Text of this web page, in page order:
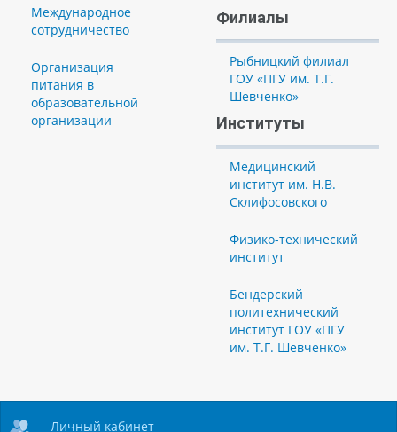
Международное
сотрудничество
Организация
питания в
образовательной
организации
Филиалы
Рыбницкий филиал
ГОУ «ПГУ им. Т.Г.
Шевченко»
Институты
Медицинский
институт им. Н.В.
Склифосовского
Физико-технический
институт
Бендерский
политехнический
институт ГОУ «ПГУ
им. Т.Г. Шевченко»
Личный кабинет